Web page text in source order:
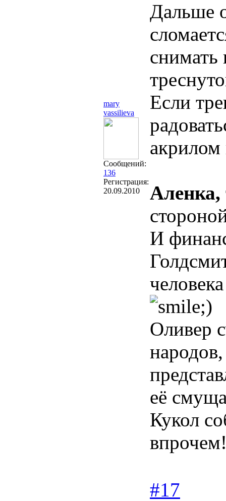
mary
vassilieva
Сообщений:
136
Регистрация:
20.09.2010
Дальше
снимать
Если
акрилом
Аленка,
И
Оливер
её
Кукол
#17